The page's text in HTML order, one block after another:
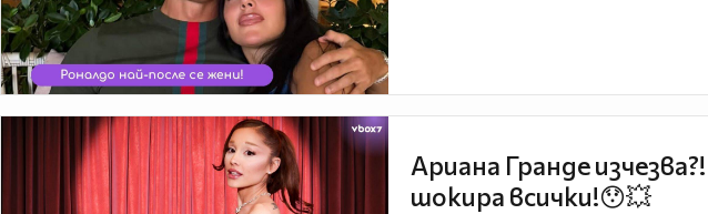
Ариана Гранде
шокира всички!😯💥